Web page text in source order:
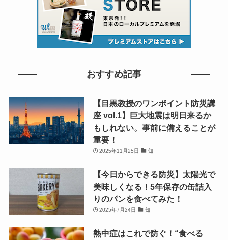
おすすめ記事
【目黒教授のワンポイント防災講
座 vol.1】巨大地震は明日来るか
もしれない。事前に備えることが
重要！
2025年11月25日 知
【今日からできる防災】太陽光で
美味しくなる！5年保存の缶詰入
りのパンを食べてみた！
2025年7月24日 知
熱中症はこれで防ぐ！“食べる